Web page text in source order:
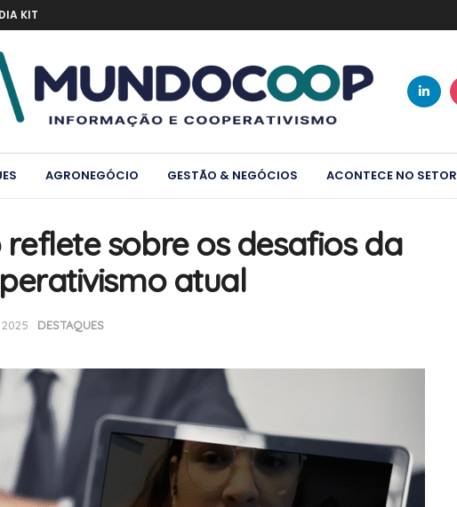
KIT
AGRONEGÓCIO GESTÃO & NEGÓCIOS ACONTECE NO SETOR
sobre os desafios da
atual
DESTAQUES